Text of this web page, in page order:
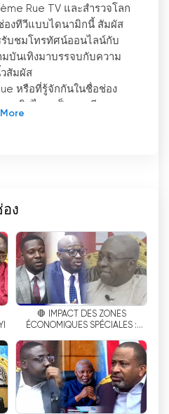
Rue TV และสำรวจโลก
องทีวีแบบไดนามิกนี้ สัมผัส
รับชมโทรทัศน์ออนไลน์กับ
มบันเทิงมาบรรจบกับความ
สัมผัส
หรือที่รู้จักกันในชื่อช่อง
หรับชาวคองโก
ให้ 10ème Rue TV แตก
น DRC คือความสามารถใน
ก้าวหน้าทางเทคโนโลยี ช่อง
ศน์สื่อที่เปลี่ยนแปลงไปโดย
ถรับชมโทรทัศน์ออนไลน์ได้
ปสามารถเข้าถึงช่องได้-
ากทุกที่ที่มีการเชื่อมต่อ
าพวกเขายังคงเชื่อมต่อและ
ารณ์ล่าสุดในประเทศอยู่
10ème Rue TV มี
ง
🛑 IMPACT DES ZONES
ÉCONOMIQUES SPÉCIALES :
DG AUGUY BOLANDA